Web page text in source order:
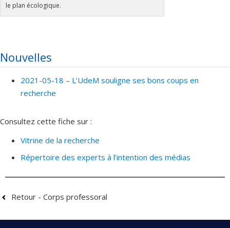
le plan écologique.
Nouvelles
2021-05-18 – L’UdeM souligne ses bons coups en
recherche
Consultez cette fiche sur :
Vitrine de la recherche
Répertoire des experts à l’intention des médias
Retour - Corps professoral